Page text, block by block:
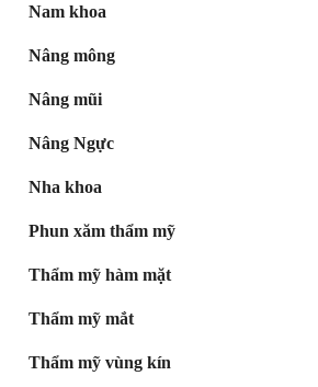
Nam khoa
Nâng mông
Nâng mũi
Nâng Ngực
Nha khoa
Phun xăm thẩm mỹ
Thẩm mỹ hàm mặt
Thẩm mỹ mắt
Thẩm mỹ vùng kín